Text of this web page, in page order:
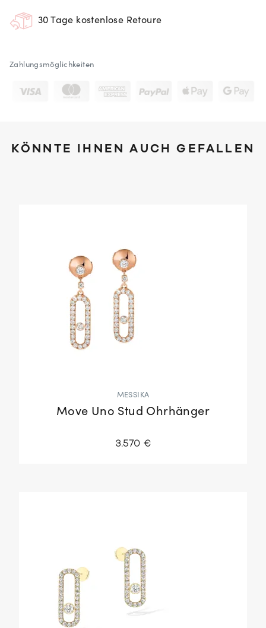
30 Tage kostenlose Retoure
Zahlungsmöglichkeiten
KÖNNTE IHNEN AUCH GEFALLEN
MESSIKA
Move Uno Stud Ohrhänger
3.570 €